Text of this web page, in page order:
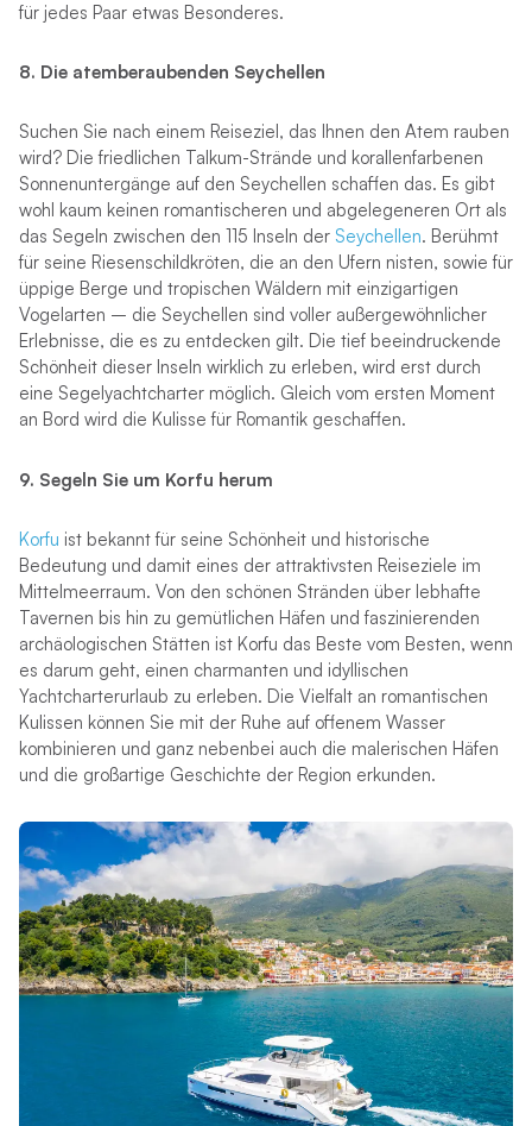
für jedes Paar etwas Besonderes.
8. Die atemberaubenden Seychellen
Suchen Sie nach einem Reiseziel, das Ihnen den Atem rauben
wird? Die friedlichen Talkum-Strände und korallenfarbenen
Sonnenuntergänge auf den Seychellen schaffen das. Es gibt
wohl kaum keinen romantischeren und abgelegeneren Ort als
das Segeln zwischen den 115 Inseln derSeychellen. Berühmt
für seine Riesenschildkröten, die an den Ufern nisten, sowie für
üppige Berge und tropischen Wäldern mit einzigartigen
Vogelarten – die Seychellen sind voller außergewöhnlicher
Erlebnisse, die es zu entdecken gilt. Die tief beeindruckende
Schönheit dieser Inseln wirklich zu erleben, wird erst durch
eine Segelyachtcharter möglich. Gleich vom ersten Moment
an Bord wird die Kulisse für Romantik geschaffen.
9. Segeln Sie um Korfu herum
Korfu ist bekannt für seine Schönheit und historische
Bedeutung und damit eines der attraktivsten Reiseziele im
Mittelmeerraum. Von den schönen Stränden über lebhafte
Tavernen bis hin zu gemütlichen Häfen und faszinierenden
archäologischen Stätten ist Korfu das Beste vom Besten, wenn
es darum geht, einen charmanten und idyllischen
Yachtcharterurlaub zu erleben. Die Vielfalt an romantischen
Kulissen können Sie mit der Ruhe auf offenem Wasser
kombinieren und ganz nebenbei auch die malerischen Häfen
und die großartige Geschichte der Region erkunden.